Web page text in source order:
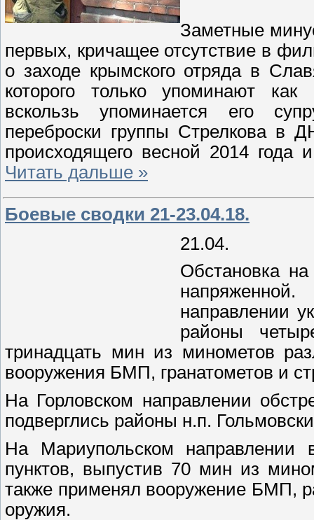
Заметные
первых, кричащее отсутствие в
о заходе крымского отряда в
которого только упоминают как
вскользь упоминается его
переброски группы Стрелкова в
происходящего весной 2014
Читать дальше »
Боевые сводки 21-23.04.18.
21.04.
Обстановка на
направлении
районы
тринадцать мин из минометов
вооружения БМП, гранатометов и
На Горловском направлении
подверглись районы н.п.
На Мариупольском направлении
пунктов, выпустив 70 мин из
также применял вооружение БМП,
оружия.